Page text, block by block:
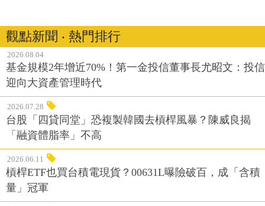
觀點新聞 ‧ 熱門排行
2026.08.04
基金規模2年增近70%！第一金投信董事長尤昭文：投信
迎向大資產管理時代
2026.07.28
台股「四貸同堂」恐複製韓國去槓桿風暴？陳威良揭
「融資體脂率」不高
2026.06.11
槓桿ETF也買台積電現貨？00631L曝險破百，成「含積
量」冠軍